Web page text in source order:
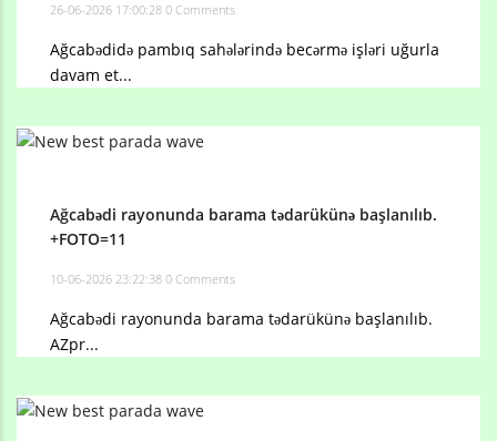
26-06-2026 17:00:28 0 Comments
Ağcabədidə pambıq sahələrində becərmə işləri uğurla
davam et...
Ağcabədi rayonunda barama tədarükünə başlanılıb.
+FOTO=11
10-06-2026 23:22:38 0 Comments
Ağcabədi rayonunda barama tədarükünə başlanılıb.
AZpr...